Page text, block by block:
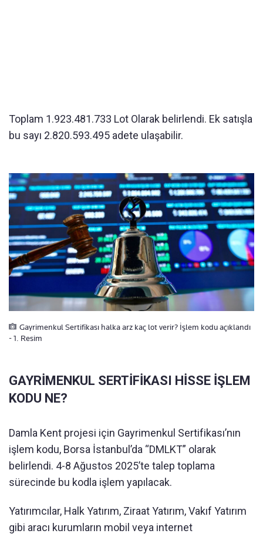
Toplam 1.923.481.733 Lot Olarak belirlendi. Ek satışla
bu sayı 2.820.593.495 adete ulaşabilir.
Gayrimenkul Sertifikası halka arz kaç lot verir? İşlem kodu açıklandı
- 1. Resim
GAYRİMENKUL SERTİFİKASI HİSSE İŞLEM
KODU NE?
Damla Kent projesi için Gayrimenkul Sertifikası’nın
işlem kodu, Borsa İstanbul’da “DMLKT” olarak
belirlendi. 4-8 Ağustos 2025’te talep toplama
sürecinde bu kodla işlem yapılacak.
Yatırımcılar, Halk Yatırım, Ziraat Yatırım, Vakıf Yatırım
gibi aracı kurumların mobil veya internet